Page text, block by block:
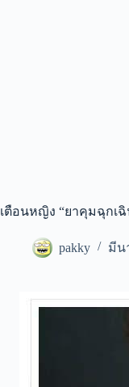
เตือนหญิง “ยาคุมฉุกเ
pakky มีน